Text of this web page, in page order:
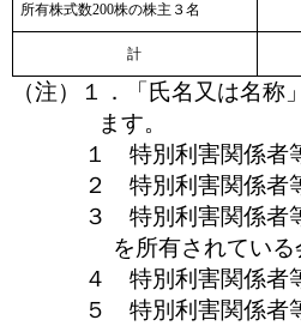
所有株式数200株の株主３名
計
（注）１．「氏名又は名
ます。
１ 特別利 害関係者
２ 特別利害関係者
３ 特別利害関係者
を所有されている
４ 特別利害関係者
５ 特別利害関係者